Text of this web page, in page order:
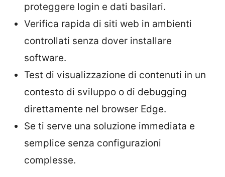
proteggere login e dati basilari.
Verifica rapida di siti web in ambienti
controllati senza dover installare
software.
Test di visualizzazione di contenuti in un
contesto di sviluppo o di debugging
direttamente nel browser Edge.
Se ti serve una soluzione immediata e
semplice senza configurazioni
complesse.